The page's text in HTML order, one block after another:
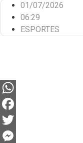
01/07/2026
06:29
ESPORTES
WhatsApp
Facebook
Twitter